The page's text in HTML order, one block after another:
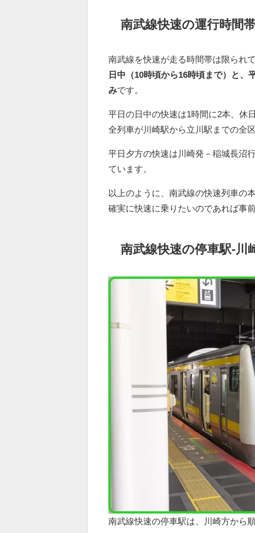
南武線快速の運行時間
南武線を快速が走る時間帯は限られて
日中（10時頃から16時頃まで）と、
みです。
平日の日中の快速は1時間に2本、休
全列車が川崎駅から立川駅までの全
平日夕方の快速は川崎発－稲城長沼
ています。
以上のように、南武線の快速列車の
確実に快速に乗りたいのであれば事
南武線快速の停車駅-川
南武線快速の停車駅は、川崎方から